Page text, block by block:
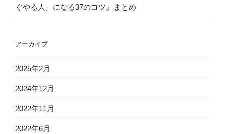
ぐやる人」になる37のコツ』まとめ
アーカイブ
2025年2月
2024年12月
2022年11月
2022年6月